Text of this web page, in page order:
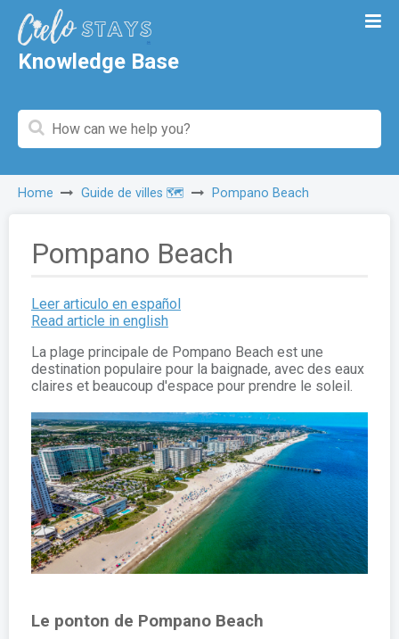
Knowledge Base
Home Guide de villes 🗺️ Pompano Beach
Pompano Beach
Leer articulo en español
Read article in english
La plage principale de Pompano Beach est une
destination populaire pour la baignade, avec des eaux
claires et beaucoup d'espace pour prendre le soleil.
Le ponton de Pompano Beach